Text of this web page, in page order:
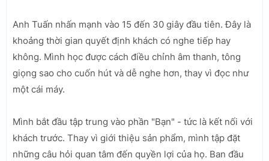
Anh Tuấn nhấn mạnh vào 15 đến 30 giây đầu tiên. Đây là
khoảng thời gian quyết định khách có nghe tiếp hay
không. Mình học được cách điều chỉnh âm thanh, tông
giọng sao cho cuốn hút và dễ nghe hơn, thay vì đọc như
một cái máy.
Mình bắt đầu tập trung vào phần "Bạn" - tức là kết nối với
khách trước. Thay vì giới thiệu sản phẩm, mình tập đặt
những câu hỏi quan tâm đến quyền lợi của họ. Ban đầu